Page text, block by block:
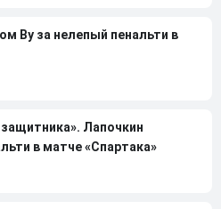
Ву за нелепый пенальти в
Лапочкин
в матче «Спартака»